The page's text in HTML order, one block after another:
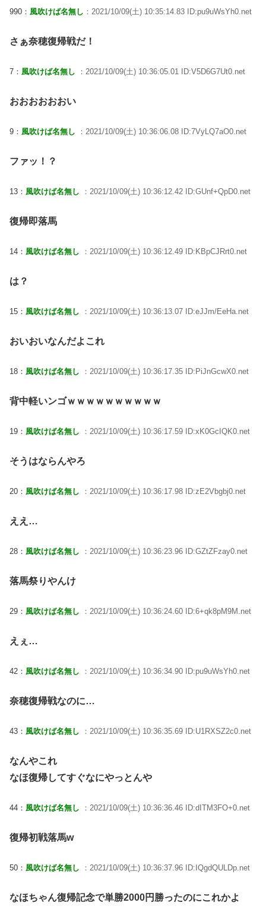
990： 風吹けば名無し ：2021/10/09(土) 10:35:14.83 ID:pu9uWsYh0.net
さぁ奈穂復帰戦だ！
7： 風吹けば名無し ：2021/10/09(土) 10:36:05.01 ID:V5D6G7Ut0.net
おおおおおおい
9： 風吹けば名無し ：2021/10/09(土) 10:36:06.08 ID:7VyLQ7aO0.net
ファッ！？
13： 風吹けば名無し ：2021/10/09(土) 10:36:12.42 ID:GUnf+QpD0.net
復帰即落馬
14： 風吹けば名無し ：2021/10/09(土) 10:36:12.49 ID:KBpCJRrt0.net
は？
15： 風吹けば名無し ：2021/10/09(土) 10:36:13.07 ID:eJJm/EeHa.net
おいおいなんだよこれ
18： 風吹けば名無し ：2021/10/09(土) 10:36:17.35 ID:PiJnGcwX0.net
背中軽いンゴｗｗｗｗｗｗｗｗｗｗ
19： 風吹けば名無し ：2021/10/09(土) 10:36:17.59 ID:xK0GcIQK0.net
そうはならんやろ
20： 風吹けば名無し ：2021/10/09(土) 10:36:17.98 ID:zE2Vbgbj0.net
ええ…
28： 風吹けば名無し ：2021/10/09(土) 10:36:23.96 ID:GZtZFzay0.net
落馬祭りやんけ
29： 風吹けば名無し ：2021/10/09(土) 10:36:24.60 ID:6+qk8pM9M.net
えぇ…
42： 風吹けば名無し ：2021/10/09(土) 10:36:34.90 ID:pu9uWsYh0.net
奈穂復帰戦なのに…
43： 風吹けば名無し ：2021/10/09(土) 10:36:35.69 ID:U1RXSZ2c0.net
なんやこれ
なほ復帰してすぐなにやっとんや
44： 風吹けば名無し ：2021/10/09(土) 10:36:36.46 ID:dITM3FO+0.net
復帰初戦落馬w
50： 風吹けば名無し ：2021/10/09(土) 10:36:37.96 ID:IQgdQULDp.net
なほちゃん復帰記念で単勝2000円勝ったのにこれかよ